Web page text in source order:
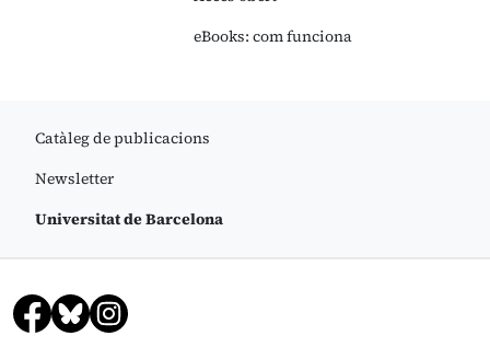
eBooks: com funciona
Catàleg de publicacions
Newsletter
Universitat de Barcelona